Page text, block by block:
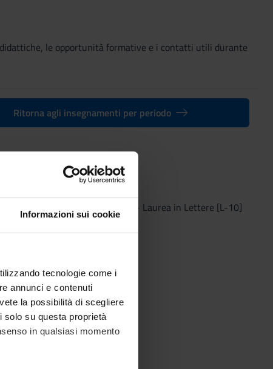
Informazioni sui cookie
tecnologie come i
annunci e contenuti
la possibilità di scegliere
su questa proprietà
in qualsiasi momento
le opportunità formative e i contatti utili durante
Ritorna agli insegnamenti per periodo
PARTE (I) (2013/2014) - Laurea in Lettere [L-10]